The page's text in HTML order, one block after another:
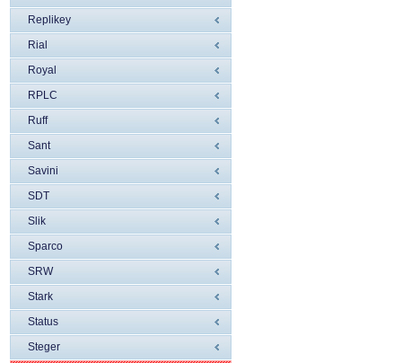
Replikey
Rial
Royal
RPLC
Ruff
Sant
Savini
SDT
Slik
Sparco
SRW
Stark
Status
Steger